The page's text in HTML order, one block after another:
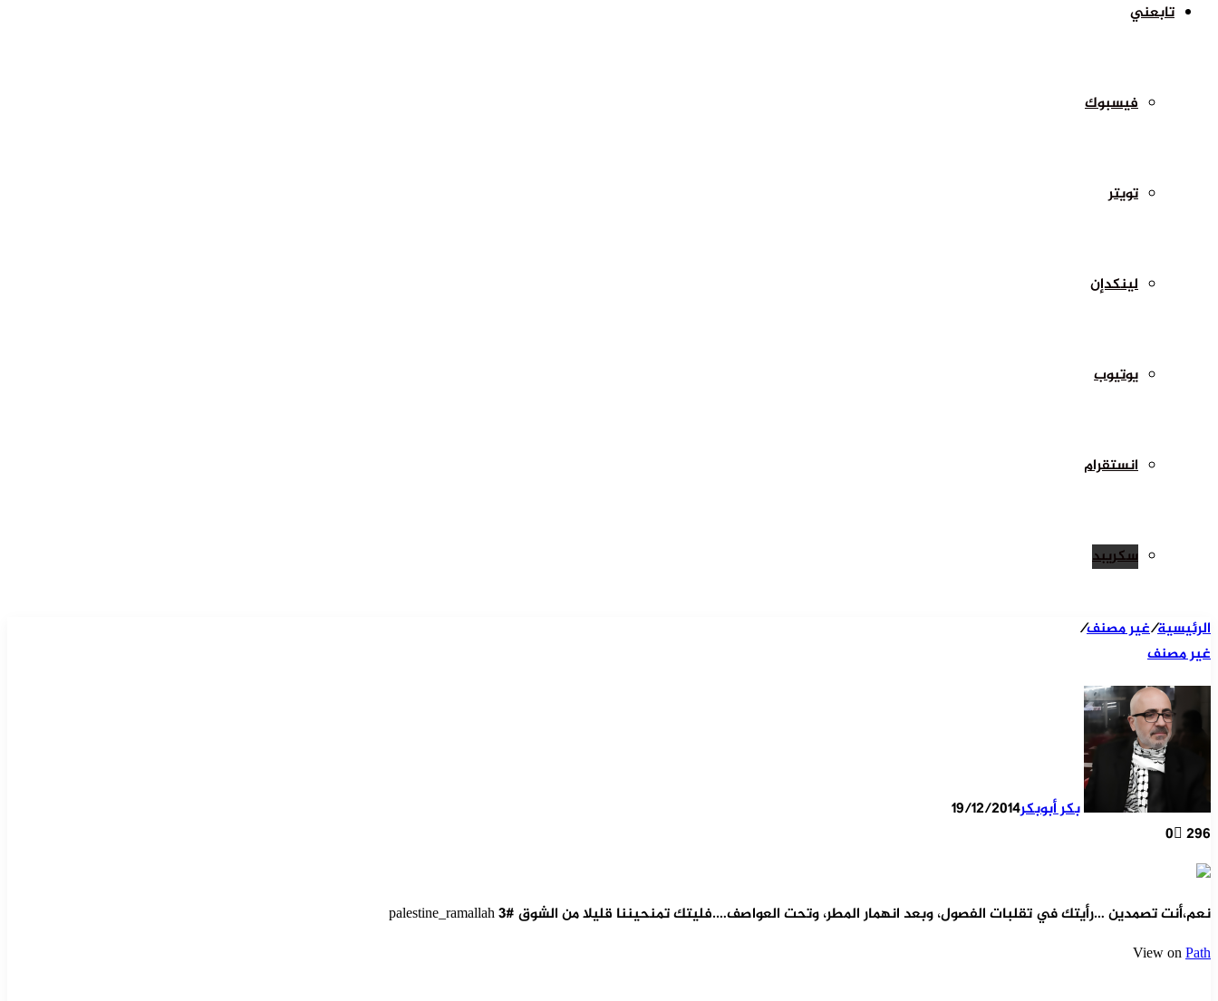
تابعني
فيسبوك
تويتر
لينكدإن
يوتيوب
انستقرام
سكريبد
الرئيسية/غير مصنف/
غير مصنف
بكر أبوبكر19/12/2014
0 296
نعم،أنت تصمدين …رأيتك في تقلبات الفصول، وبعد انهمار المطر، وتحت العواصف….فليتك تمنحيننا قليلا من الشوق #palestine_ramallah 3
View onPath